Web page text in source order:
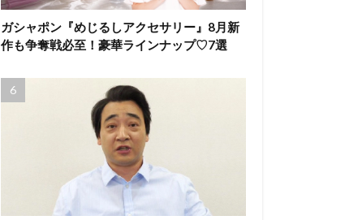
ガシャポン『めじるしアクセサリー』8月新
作も争奪戦必至！豪華ラインナップ♡7選